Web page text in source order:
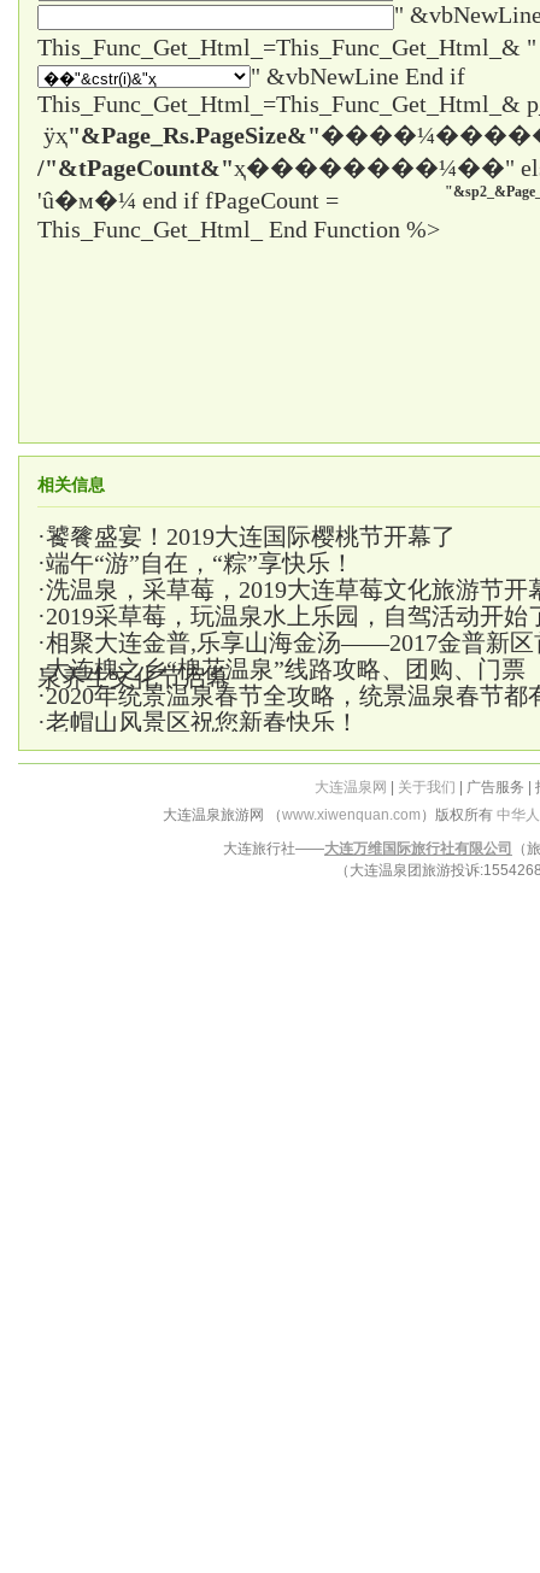
"
" &vbNewLine End if
This_Func_Get_Html_=This_Func_Get_Html_&
ÿҳ"&Page_Rs.PageSize&"
/"&tPageCount&"ҳ��������¼��"
'û�м�¼ end if fPageCount =
This_Func_Get_Html_ End Function %>
相关信息
·饕餮盛宴！2019大连国际樱桃节开幕了
·端午“游”自在，“粽”享快乐！
·洗温泉，采草莓，2019大连草莓文化旅游节开
·2019采草莓，玩温泉水上乐园，自驾活动开始
·相聚大连金普,乐享山海金汤——2017金普新区
泉养生文化节启幕
·大连槐之乡“槐花温泉”线路攻略、团购、门票
·2020年统景温泉春节全攻略，统景温泉春节都
·老帽山风景区祝您新春快乐！
大连温泉网 关于我们 | 广告服务 |
大连温泉旅游网 （www.xiwenquan.com ）版权所有 中华
大连旅行社——大连万维国际旅行社有限公司
（
（大连温泉团旅游投诉